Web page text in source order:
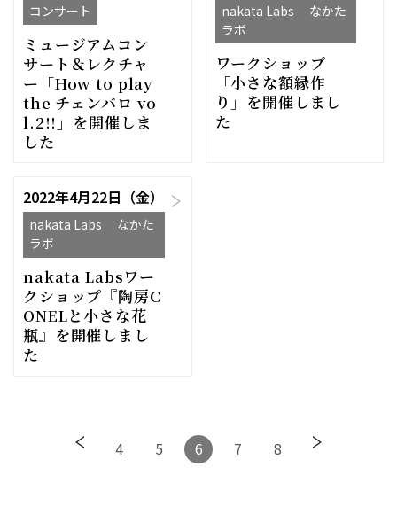
コンサート
ミュージアムコン
サート＆レクチャ
ー「How to play
the チェンバロ vo
l.2!!」を開催しま
した
nakata Labs なかた
ラボ
ワークショップ
「小さな額縁作
り」を開催しまし
た
2022年4月22日（金）
nakata Labs なかた
ラボ
nakata Labsワー
クショップ『陶房C
ONELと小さな花
瓶』を開催しまし
た
4 5 6 7 8